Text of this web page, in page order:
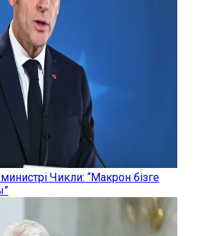
Чикли: “Макрон бізге